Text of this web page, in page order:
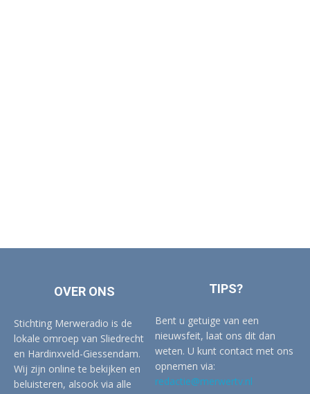
OVER ONS
Stichting Merweradio is de
lokale omroep van Sliedrecht
en Hardinxveld-Giessendam.
Wij zijn online te bekijken en
beluisteren, alsook via alle
TIPS?
Bent u getuige van een
nieuwsfeit, laat ons dit dan
weten. U kunt contact met ons
opnemen via:
redactie@merwertv.nl